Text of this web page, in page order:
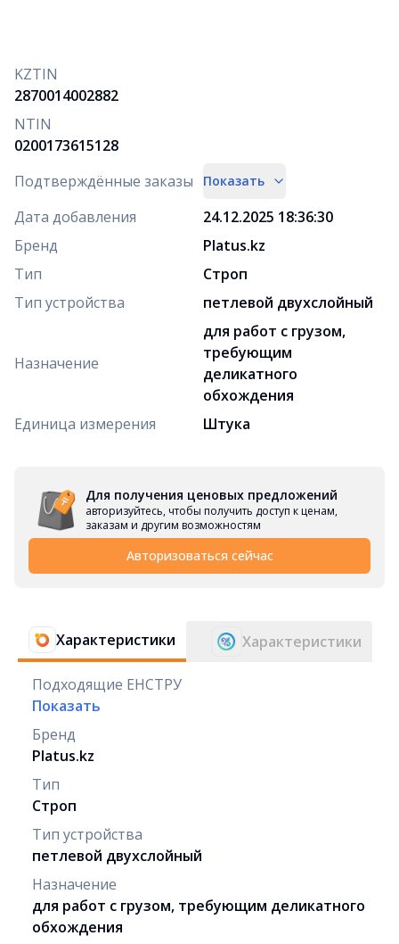
KZTIN
2870014002882
NTIN
0200173615128
Подтверждённые заказы
Показать
Дата добавления
24.12.2025 18:36:30
Бренд
Platus.kz
Тип
Строп
Тип устройства
петлевой двухслойный
Назначение
для работ с грузом,
требующим
деликатного
обхождения
Единица измерения
Штука
Для получения ценовых предложений
авторизуйтесь, чтобы получить доступ к ценам,
заказам и другим возможностям
Авторизоваться сейчас
Характеристики Характеристики
Подходящие ЕНСТРУ
Показать
Бренд
Platus.kz
Тип
Строп
Тип устройства
петлевой двухслойный
Назначение
для работ с грузом, требующим деликатного
обхождения